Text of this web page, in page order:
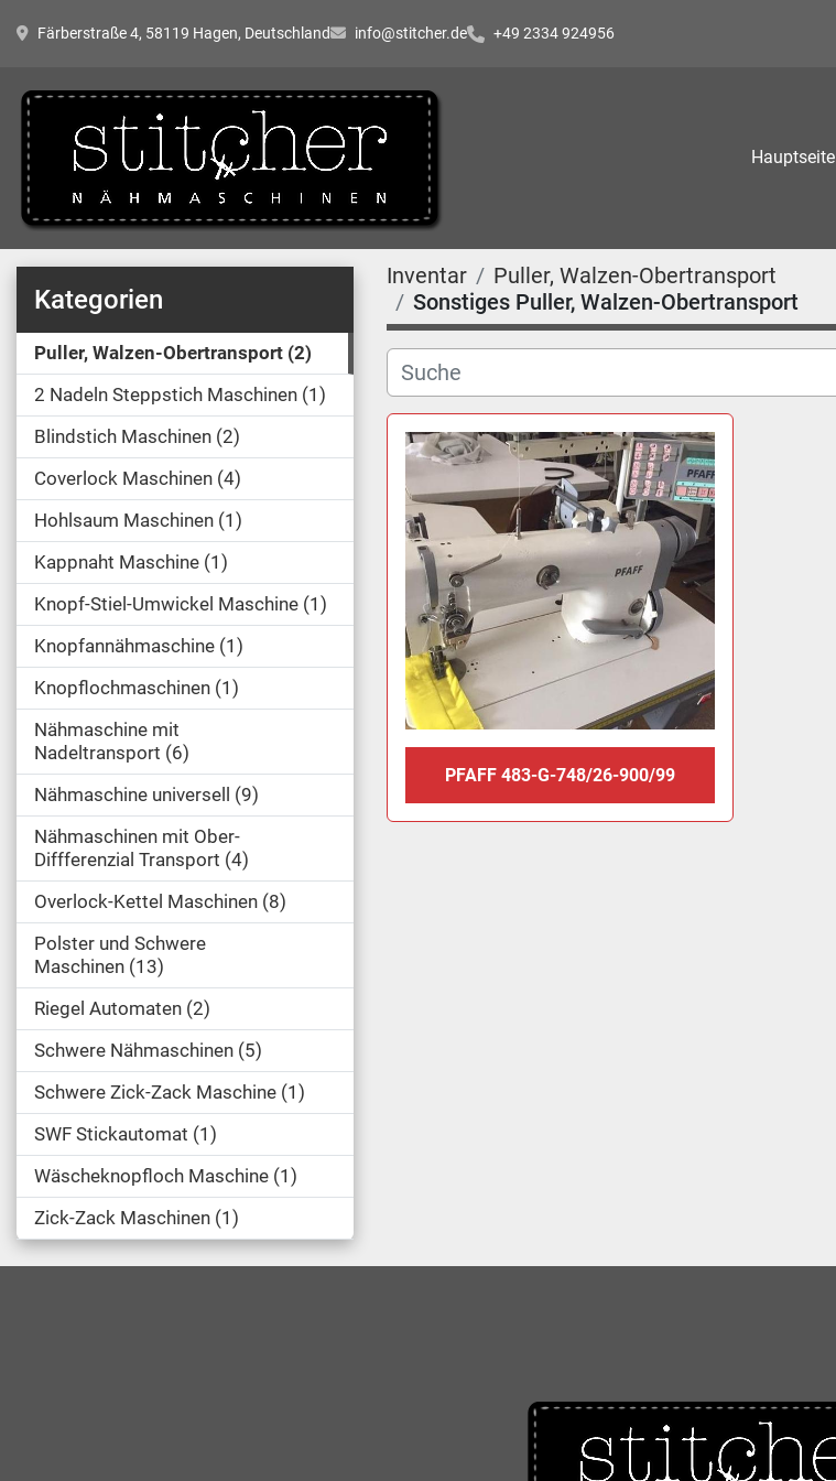
Färberstraße 4, 58119 Hagen, Deutschland info@stitcher.de +49 2334 924956
Hauptseite
Kategorien
Puller, Walzen-Obertransport 2
2 Nadeln Steppstich Maschinen 1
Blindstich Maschinen 2
Coverlock Maschinen 4
Hohlsaum Maschinen 1
Kappnaht Maschine 1
Knopf-Stiel-Umwickel Maschine 1
Knopfannähmaschine 1
Knopflochmaschinen 1
Nähmaschine mit
Nadeltransport 6
Nähmaschine universell
9
Nähmaschinen mit Ober-
Diffferenzial Transport 4
Overlock-Kettel Maschinen 8
Polster und Schwere
Maschinen 13
Riegel Automaten 2
Schwere Nähmaschinen 5
Schwere Zick-Zack Maschine 1
SWF Stickautomat 1
Wäscheknopfloch Maschine 1
Zick-Zack Maschinen 1
Inventar
Puller, Walzen-Obertransport
Sonstiges Puller, Walzen-Obertransport
PFAFF 483-G-748/26-900/99